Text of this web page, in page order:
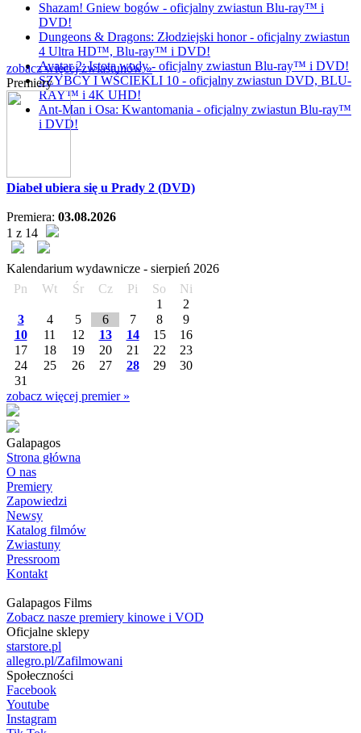
Shazam! Gniew bogów - oficjalny zwiastun Blu-ray™ i
DVD!
Dungeons & Dragons: Złodziejski honor - oficjalny zwiastun
4 Ultra HD™, Blu-ray™ i DVD!
Avatar 2: Istota wody - oficjalny zwiastun Blu-ray™ i DVD!
SZYBCY I WŚCIEKLI 10 - oficjalny zwiastun DVD, BLU-
RAY™ i 4K UHD!
Ant-Man i Osa: Kwantomania - oficjalny zwiastun Blu-ray™
i DVD!
zobacz więcej zwiastunów »
Premiery
Diabeł ubiera się u Prady 2 (DVD)
Premiera: 03.08.2026
1 z 14
Kalendarium wydawnicze - sierpień 2026
Pn
Wt Śr Cz Pi So
Ni
1
2
3
4 5 6 7 8
9
10
11 12 13 14 15
16
17
18 19 20 21 22
23
24
25 26 27 28 29
30
31
zobacz więcej premier »
Galapagos
Strona główna
O nas
Premiery
Zapowiedzi
Newsy
Katalog filmów
Zwiastuny
Pressroom
Kontakt
Galapagos Films
Zobacz nasze premiery kinowe i VOD
Oficjalne sklepy
starstore.pl
allegro.pl/Zafilmowani
Społeczności
Facebook
Youtube
Instagram